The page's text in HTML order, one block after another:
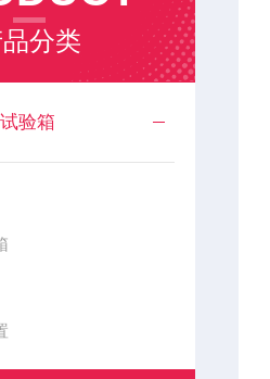
分类
验箱